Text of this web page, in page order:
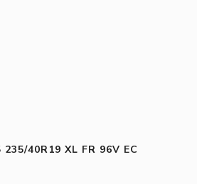
235/40R19 XL FR 96V EC